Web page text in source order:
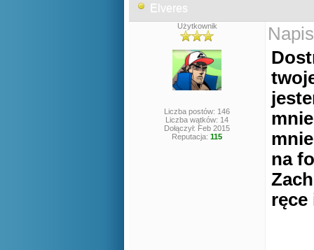
Elveres
Użytkownik
Liczba postów: 146
Liczba wątków: 14
Dołączył: Feb 2015
Reputacja: 115
na
ręce